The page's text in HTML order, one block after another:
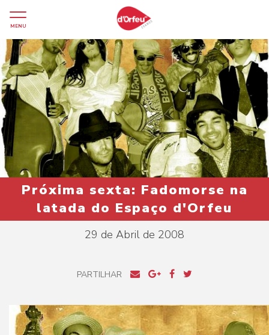
MENU
Próxima sexta: Fadomorse na
latada do Espaço d'Orfeu
29 de Abril de 2008
PARTILHAR